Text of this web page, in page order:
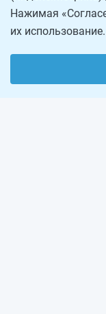
Нажимая
их использование.